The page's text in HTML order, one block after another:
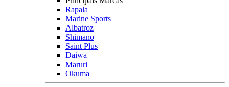
Rapala
Marine Sports
Albatroz
Shimano
Saint Plus
Daiwa
Maruri
Okuma